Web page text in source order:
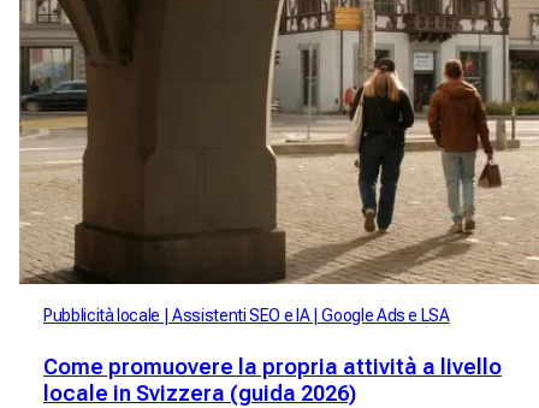
Pubblicità locale Assistenti SEO e IA Google Ads e LSA
Come promuovere la propria attività a livello
locale in Svizzera (guida 2026)